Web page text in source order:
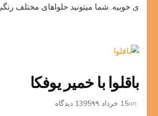
ی خوبیه. شما میتونید حلواهای مختلف
باقلوا با خمیر یوفکا
on15 خرداد 1395 ۹۹ دیدگاه